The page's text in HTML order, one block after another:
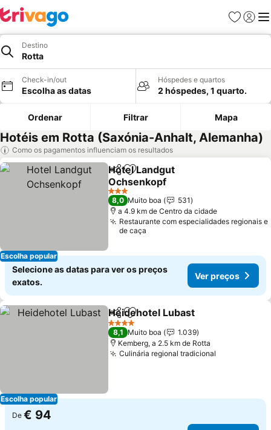
Favoritos
Iniciar
Destino
Rotta
Check-in/out
Escolha as datas
Hóspedes e quartos
2 hóspedes, 1 quarto.
Ordenar Filtrar Mapa
Hotéis em Rotta (Saxónia-Anhalt, Alemanha)
Como os pagamentos influenciam os resultados
Escolha popular
PartilharAdicionar aos favoritos
Hotel Landgut
Ochsenkopf
Ver preços
3 Estrelas
8,0 Muito boa
531
a 4.9 km de Centro da cidade
Restaurante com especialidades regionais e
de caça
Selecione as datas para ver os preços
exatos.
Ver preços
Escolha popular
PartilharAdicionar aos favoritos
Heidehotel Lubast
4 Estrelas
8,1 Muito boa
1.039
Kemberg, a 2.5 km de Rotta
Culinária regional tradicional
De € 94